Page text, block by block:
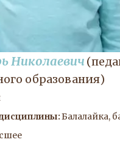
Николаевич
образования)
Балалайка,